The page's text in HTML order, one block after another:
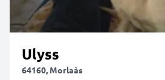
Ulyss
64160, Morlaàs